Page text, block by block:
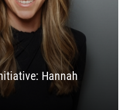
Hannah